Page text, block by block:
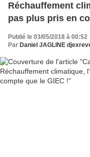
Réchauffement
pas plus pris en
Publié le 03/05/2018 à 00:52
Par Daniel JAGLINE